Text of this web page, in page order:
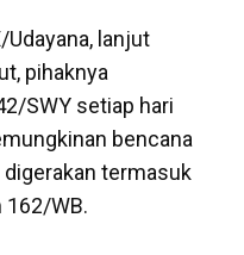
lanjut
pihaknya
SWY setiap hari
bencana
termasuk
162/WB.